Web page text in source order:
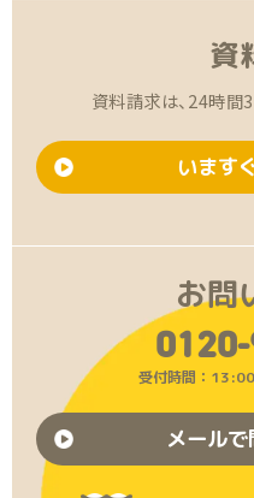
資
資料請求は、24時間
います
お問
受付時間：
メール